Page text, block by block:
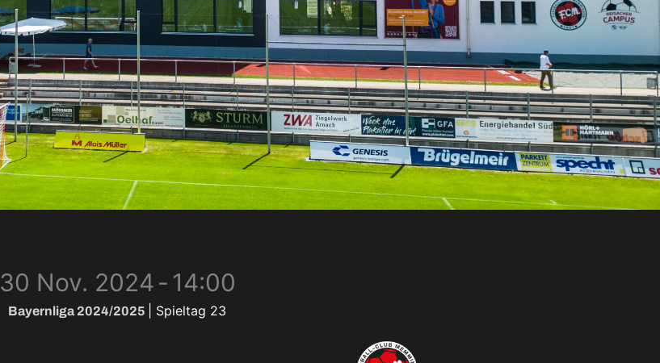
30 Nov. 2024- 14:00
Bayernliga 2024/2025 | Spieltag 23